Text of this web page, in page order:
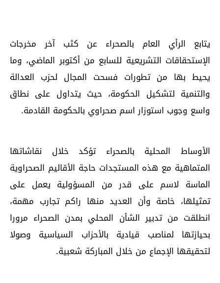
يتابع الرأي العام بالصحراء عن كثب آخر مخرجات
الإستحقاقات التشريعية للسابع من أكتوبر الماضي، وما
يحيط بها من تطورات فسحت المجال لحزب العدالة
والتنمية لتشكيل الحكومة، حيث يتداول على نطاق
واسع وجوب استوزار اسم صحراوي بالحكومة القادمة.
الأوساط المحلية بالصحراء تؤكد خلال نقاشاتها
المتماهية مع هذه المستجدات حاجة الأقاليم الصحراوية
الماسة لاسم على قدر من المسؤولية يعمل على
تمثيلها، خاصة وأن العديد منها راكم تجارب مهمة،
انطلقت من تدبير الشأن المحلي بمدن الصحراء مرورا
بحيازتها لمناصب قيادية بالأحزاب السياسية وصولا
لتحقيقها الإجماع من خلال المباركة شعبية.